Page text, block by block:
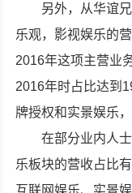
另外，从华谊
乐观，影视娱乐的
2016年这项主营业
2016年时占比达到
牌授权和实景娱乐
在部分业内人
乐板块的营收占比